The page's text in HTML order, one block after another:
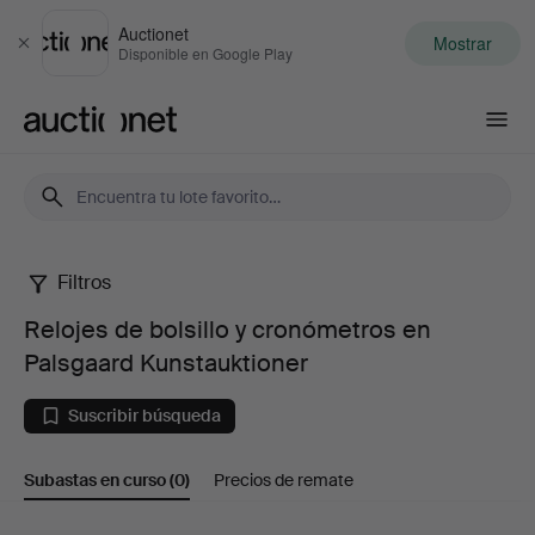
Cerrar
Auctionet
Disponible en Google Play Mostrar
Relojes
de
bolsillo
Filtros
Relojes de bolsillo y cronómetros en
Palsgaard Kunstauktioner
Suscribir búsqueda
Subastas en curso(0) Precios de remate